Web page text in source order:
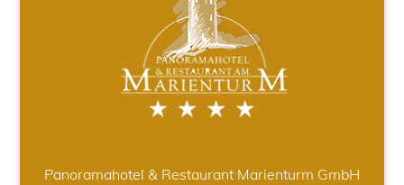
Panoramahotel & Restaurant Marienturm GmbH